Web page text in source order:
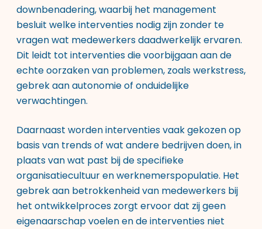
downbenadering, waarbij het management
besluit welke interventies nodig zijn zonder te
vragen wat medewerkers daadwerkelijk ervaren.
Dit leidt tot interventies die voorbijgaan aan de
echte oorzaken van problemen, zoals werkstress,
gebrek aan autonomie of onduidelijke
verwachtingen.
Daarnaast worden interventies vaak gekozen op
basis van trends of wat andere bedrijven doen, in
plaats van wat past bij de specifieke
organisatiecultuur en werknemerspopulatie. Het
gebrek aan betrokkenheid van medewerkers bij
het ontwikkelproces zorgt ervoor dat zij geen
eigenaarschap voelen en de interventies niet